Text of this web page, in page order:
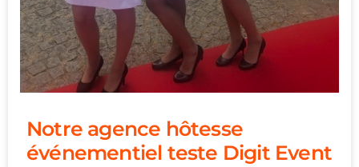
Notre agence hôtesse
événementiel teste Digit Event